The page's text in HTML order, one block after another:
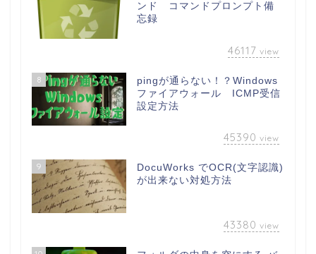
ンド コマンドプロンプト備
忘録
46117 view
8
pingが通らない！？Windows
ファイアウォール ICMP受信
設定方法
45390 view
9
DocuWorks でOCR(文字認識)
が出来ない対処方法
43380 view